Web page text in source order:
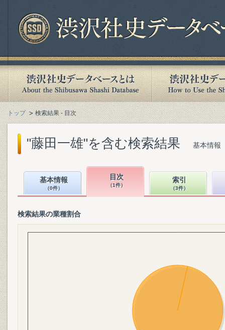
トップ 検索結果 - 目次
"藤田一雄"を含む検索結果 基本情報
基本情報
（0件）
目次
（1件）
索引
（3件）
検索結果の業種割合